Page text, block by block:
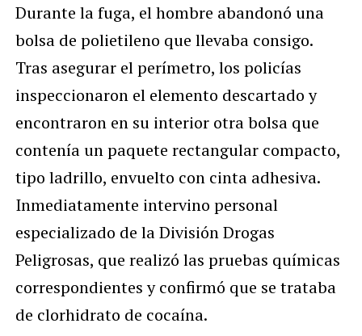
Durante la fuga, el hombre abandonó una
bolsa de polietileno que llevaba consigo.
Tras asegurar el perímetro, los policías
inspeccionaron el elemento descartado y
encontraron en su interior otra bolsa que
contenía un paquete rectangular compacto,
tipo ladrillo, envuelto con cinta adhesiva.
Inmediatamente intervino personal
especializado de la División Drogas
Peligrosas, que realizó las pruebas químicas
correspondientes y confirmó que se trataba
de clorhidrato de cocaína.